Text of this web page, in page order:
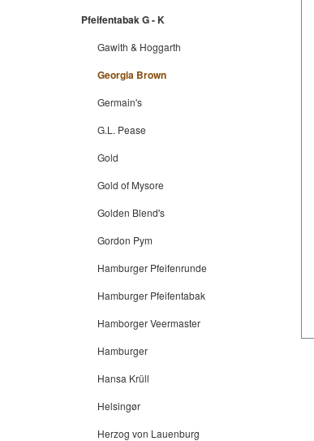
Pfeifentabak G - K
Gawith & Hoggarth
Georgia Brown
Germain's
G.L. Pease
Gold
Gold of Mysore
Golden Blend's
Gordon Pym
Hamburger Pfeifenrunde
Hamburger Pfeifentabak
Hamborger Veermaster
Hamburger
Hansa Krüll
Helsingør
Herzog von Lauenburg